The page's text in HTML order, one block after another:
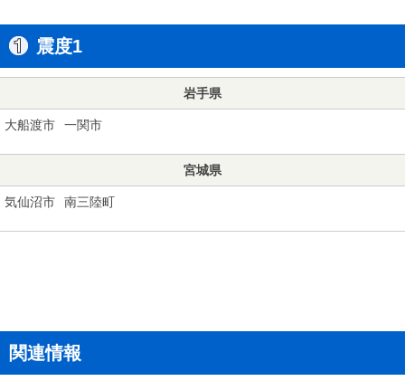
震度1
岩手県
大船渡市 一関市
宮城県
気仙沼市 南三陸町
関連情報